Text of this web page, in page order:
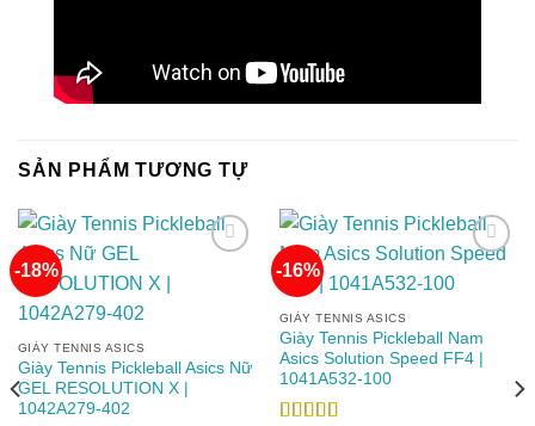
SẢN PHẨM TƯƠNG TỰ
-18%
GIÀY TENNIS ASICS
Giày Tennis Pickleball Asics Nữ
GEL RESOLUTION X |
1042A279-402
-16%
GIÀY TENNIS ASICS
Giày Tennis Pickleball Nam
Asics Solution Speed FF4 |
1041A532-100